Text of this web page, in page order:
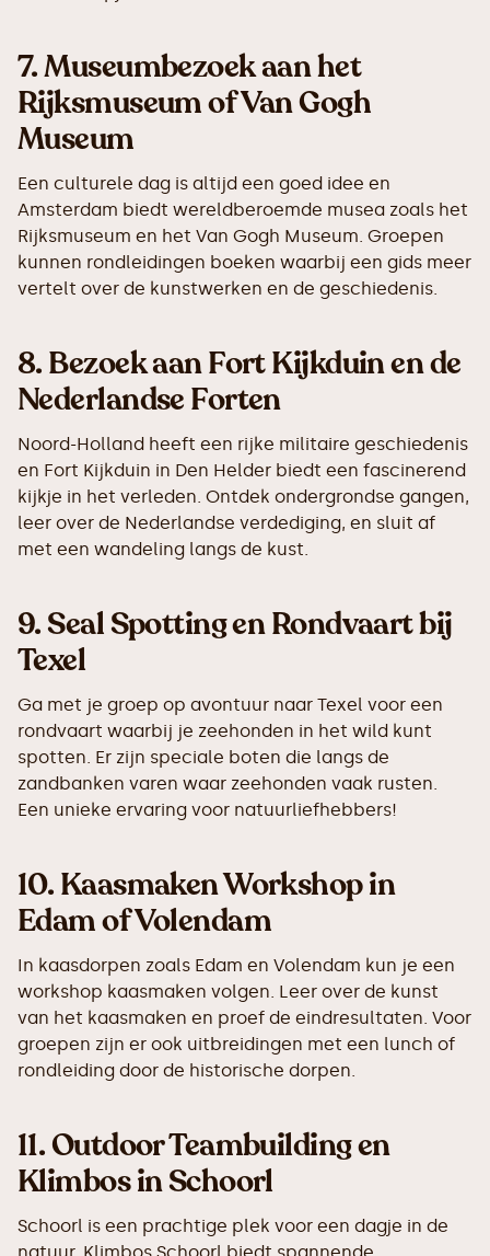
7.Museumbezoek aan het
Rijksmuseum of Van Gogh
Museum
Een culturele dag is altijd een goed idee en
Amsterdam biedt wereldberoemde musea zoals het
Rijksmuseum en het Van Gogh Museum. Groepen
kunnen rondleidingen boeken waarbij een gids meer
vertelt over de kunstwerken en de geschiedenis.
8.Bezoek aan Fort Kijkduin en de
Nederlandse Forten
Noord-Holland heeft een rijke militaire geschiedenis
en Fort Kijkduin in Den Helder biedt een fascinerend
kijkje in het verleden. Ontdek ondergrondse gangen,
leer over de Nederlandse verdediging, en sluit af
met een wandeling langs de kust.
9.Seal Spotting en Rondvaart bij
Texel
Ga met je groep op avontuur naar Texel voor een
rondvaart waarbij je zeehonden in het wild kunt
spotten. Er zijn speciale boten die langs de
zandbanken varen waar zeehonden vaak rusten.
Een unieke ervaring voor natuurliefhebbers!
10.Kaasmaken Workshop in
Edam of Volendam
In kaasdorpen zoals Edam en Volendam kun je een
workshop kaasmaken volgen. Leer over de kunst
van het kaasmaken en proef de eindresultaten. Voor
groepen zijn er ook uitbreidingen met een lunch of
rondleiding door de historische dorpen.
11.Outdoor Teambuilding en
Klimbos in Schoorl
Schoorl is een prachtige plek voor een dagje in de